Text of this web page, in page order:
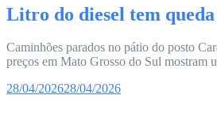
Litro do diesel tem
Caminhões parados no pátio do posto
preços em Mato Grosso do Sul mostram
28/04/202628/04/2026